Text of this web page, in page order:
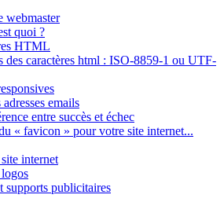
webmaster
quoi ?
HTML
des caractères html : ISO-8859-1 ou UTF-
emails
entre succès et échec
« favicon » pour votre site internet...
internet
supports publicitaires